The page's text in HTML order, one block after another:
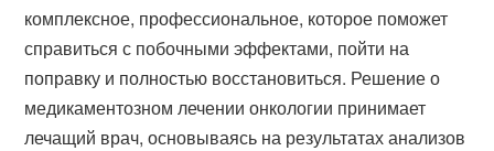
комплексное, профессиональное, которое поможет
справиться с побочными эффектами, пойти на
поправку и полностью восстановиться. Решение о
медикаментозном лечении онкологии принимает
лечащий врач, основываясь на результатах анализов